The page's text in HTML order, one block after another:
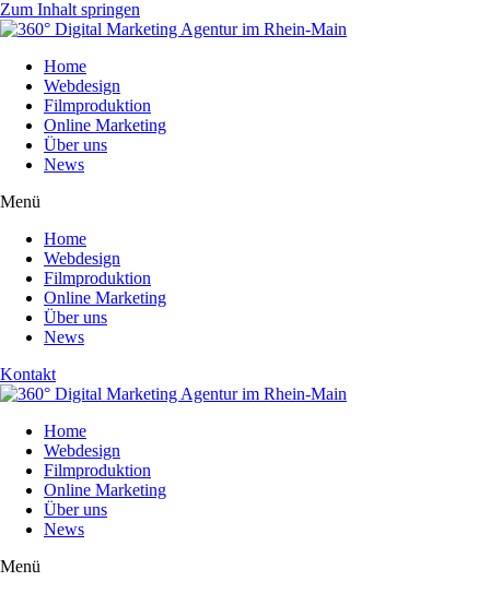
Zum Inhalt springen
Home
Webdesign
Filmproduktion
Online Marketing
Über uns
News
Menü
Home
Webdesign
Filmproduktion
Online Marketing
Über uns
News
Kontakt
Home
Webdesign
Filmproduktion
Online Marketing
Über uns
News
Menü